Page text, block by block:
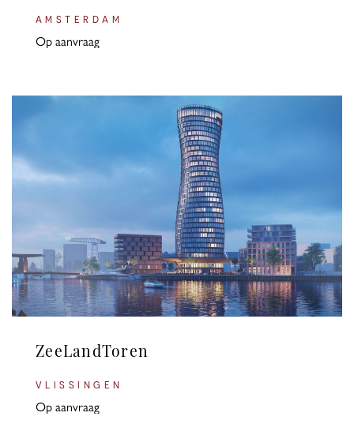
AMSTERDAM
Op aanvraag
ZeeLandToren
VLISSINGEN
Op aanvraag